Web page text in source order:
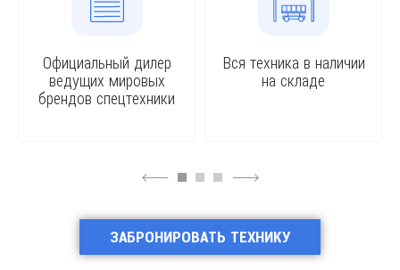
Официальный дилер
ведущих мировых
брендов спецтехники
Вся техника в наличии
на складе
4 6
ЗАБРОНИРОВАТЬ ТЕХНИКУ